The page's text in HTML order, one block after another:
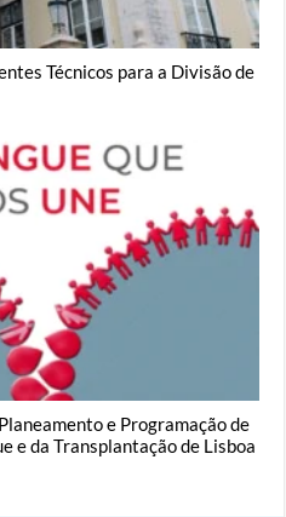
Técnicos para a Divisão de
e Programação de
e da Transplantação de Lisboa